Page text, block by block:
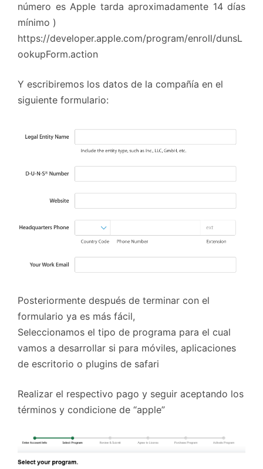
número es Apple tarda aproximadamente 14 días
mínimo )
https://developer.apple.com/program/enroll/dunsL
ookupForm.action
Y escribiremos los datos de la compañía en el
siguiente formulario:
Posteriormente después de terminar con el
formulario ya es más fácil,
Seleccionamos el tipo de programa para el cual
vamos a desarrollar si para móviles, aplicaciones
de escritorio o plugins de safari
Realizar el respectivo pago y seguir aceptando los
términos y condicione de “apple”